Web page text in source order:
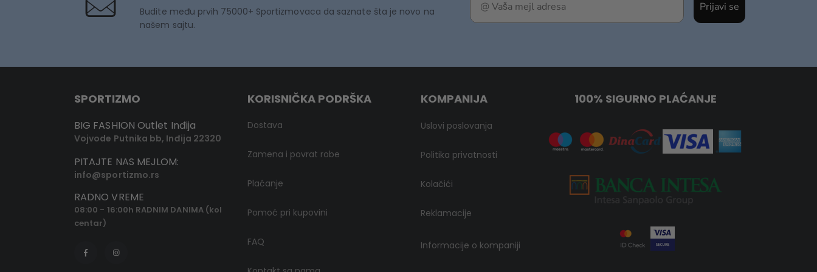
Prijavi se
Budite među prvih 75000+ Sportizmovaca da saznate šta je novo na
našem sajtu.
SPORTIZMO
BIG FASHION Outlet Inđija
Vojvode Putnika bb, Inđija 22320
PITAJTE NAS MEJLOM:
info@sportizmo.rs
RADNO VREME
08:00 - 16:00h RADNIM DANIMA (kol
centar)
KORISNIČKA PODRŠKA
Dostava
Zamena i povrat robe
Plaćanje
Pomoć pri kupovini
FAQ
KOMPANIJA
Uslovi poslovanja
Politika privatnosti
Kolačići
Reklamacije
Informacije o kompaniji
100% SIGURNO PLAĆANJE